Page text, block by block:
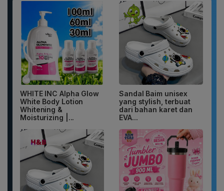
WHITE INC Alpha Glow
White Body Lotion
Whitening &
Moisturizing |...
Sandal Baim unisex
yang stylish, terbuat
dari bahan karet dan
EVA...